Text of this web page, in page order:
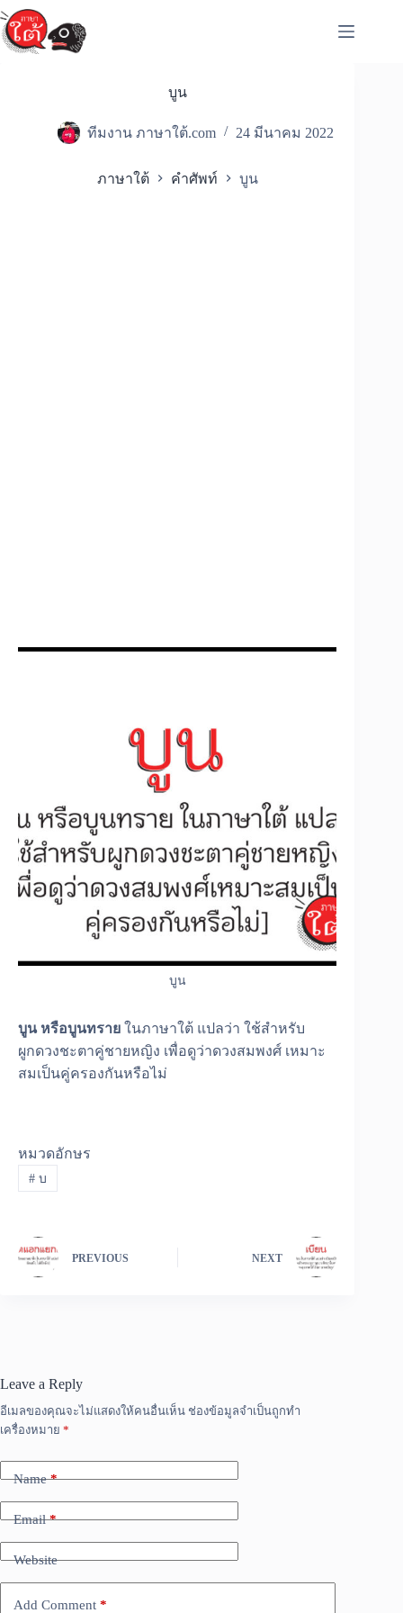
Skip
to
content
บูน
ทีมงาน ภาษาใต้.com 24 มีนาคม 2022
ภาษาใต้ คำศัพท์ บูน
บูน
บูน หรือบูนทราย ในภาษาใต้ แปลว่า ใช้สำหรับ
ผูกดวงชะตาคู่ชายหญิง เพื่อดูว่าดวงสมพงศ์ เหมาะ
สมเป็นคู่ครองกันหรือไม่
หมวดอักษร
#บ
PREVIOUS NEXT
Leave a Reply
อีเมลของคุณจะไม่แสดงให้คนอื่นเห็น ช่องข้อมูลจำเป็นถูกทำ
เครื่องหมาย *
Name*
Email*
Website
Add Comment *